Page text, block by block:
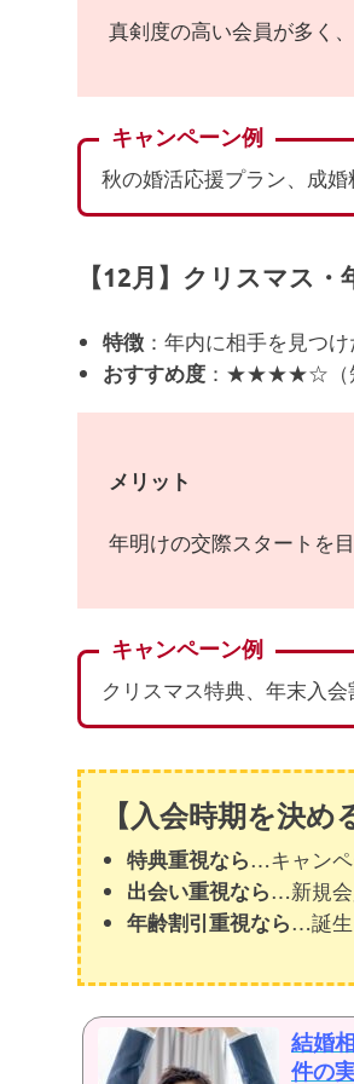
真剣度の高い会員が多く
キャンペーン例
秋の婚活応援プラン、成婚
【12月】クリスマス
特徴 ：年内に相手を見つ
おすすめ度 ：★★★★☆（短
メリット
年明けの交際スタートを目
キャンペーン例
クリスマス特典、年末入会
【入会時期を決め
特典重視なら
…キャン
出会い重視なら
…新規
年齢割引重視なら
…誕
結婚
件の